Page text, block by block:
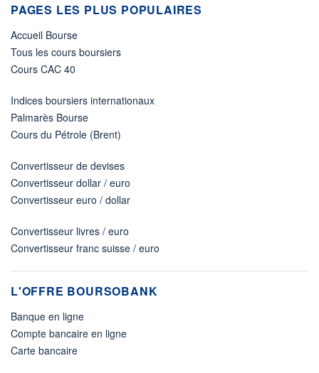
PAGES LES PLUS POPULAIRES
Accueil Bourse
Tous les cours boursiers
Cours CAC 40
Indices boursiers internationaux
Palmarès Bourse
Cours du Pétrole (Brent)
Convertisseur de devises
Convertisseur dollar / euro
Convertisseur euro / dollar
Convertisseur livres / euro
Convertisseur franc suisse / euro
L'OFFRE BOURSOBANK
Banque en ligne
Compte bancaire en ligne
Carte bancaire